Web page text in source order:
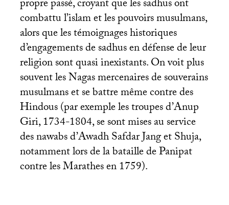
propre passé, croyant que les sadhus ont
combattu l’islam et les pouvoirs musulmans,
alors que les témoignages historiques
d’engagements de sadhus en défense de leur
religion sont quasi inexistants. On voit plus
souvent les Nagas mercenaires de souverains
musulmans et se battre même contre des
Hindous (par exemple les troupes d’Anup
Giri, 1734-1804, se sont mises au service
des nawabs d’Awadh Safdar Jang et Shuja,
notamment lors de la bataille de Panipat
contre les Marathes en 1759).